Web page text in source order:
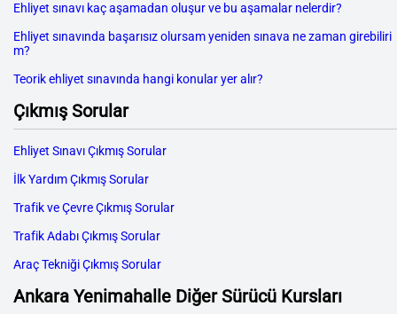
Ehliyet sınavı kaç aşamadan oluşur ve bu aşamalar nelerdir?
Ehliyet sınavında başarısız olursam yeniden sınava ne zaman girebiliri
m?
Teorik ehliyet sınavında hangi konular yer alır?
Çıkmış Sorular
Ehliyet Sınavı Çıkmış Sorular
İlk Yardım Çıkmış Sorular
Trafik ve Çevre Çıkmış Sorular
Trafik Adabı Çıkmış Sorular
Araç Tekniği Çıkmış Sorular
Ankara Yenimahalle Diğer Sürücü Kursları